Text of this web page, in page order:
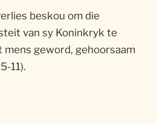
beskou om die
van sy Koninkryk te
mens geword, gehoorsaam
11).